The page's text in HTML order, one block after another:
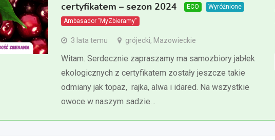
certyfikatem – sezon 2024
ECO
Wyróżnione
Ambasador "MyZbieramy"
3 lata temu grójecki, Mazowieckie
Witam. Serdecznie zapraszamy ma samozbiory jabłek
ekologicznych z certyfikatem zostały jeszcze takie
odmiany jak topaz, rajka, alwa i idared. Na wszystkie
owoce w naszym sadzie…